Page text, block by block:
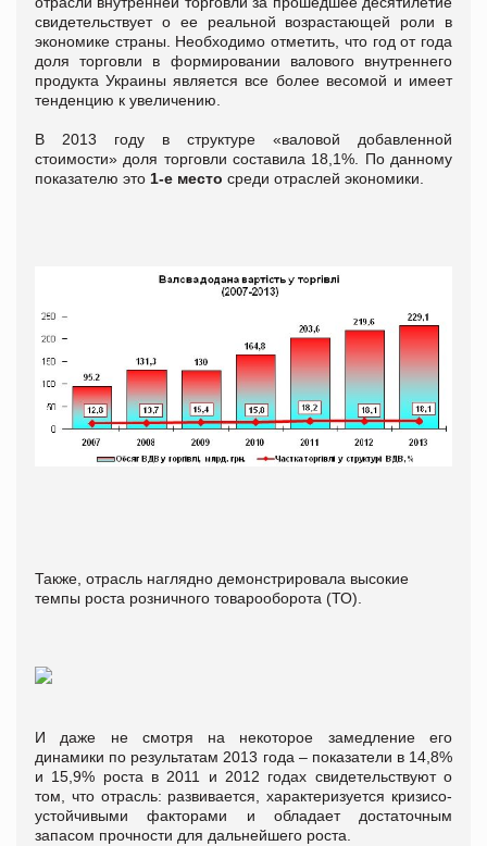
свидетельствует о ее реальной возрастающей роли в
экономике страны. Необходимо отметить, что год от года
доля торговли в формировании валового внутреннего
продукта Украины является все более весомой и имеет
тенденцию к увеличению.
В 2013 году в структуре «валовой добавленной
стоимости» доля торговли составила 18,1%. По данному
показателю это 1-е место среди отраслей экономики.
Также, отрасль наглядно демонстрировала высокие
темпы роста розничного товарооборота (ТО).
И даже не смотря на некоторое замедление его
динамики по результатам 2013 года – показатели в 14,8%
и 15,9% роста в 2011 и 2012 годах свидетельствуют о
том, что отрасль: развивается, характеризуется кризисо-
устойчивыми факторами и обладает достаточным
запасом прочности для дальнейшего роста.